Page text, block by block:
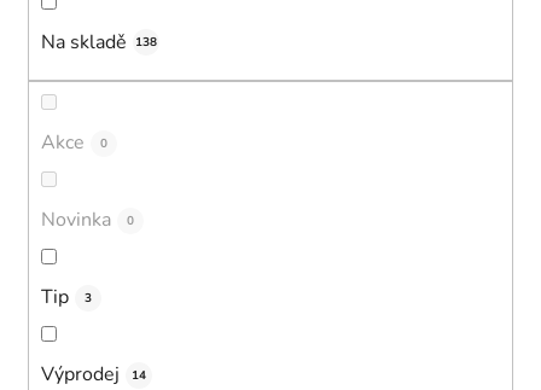
Na skladě 138
Akce 0
Novinka 0
Tip 3
Výprodej 14